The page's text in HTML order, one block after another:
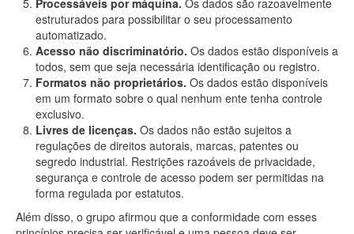
Processáveis por máquina. Os dados são razoavelmente
estruturados para possibilitar o seu processamento
automatizado.
Acesso não discriminatório. Os dados estão disponíveis a
todos, sem que seja necessária identificação ou registro.
Formatos não proprietários. Os dados estão disponíveis
em um formato sobre o qual nenhum ente tenha controle
exclusivo.
Livres de licenças. Os dados não estão sujeitos a
regulações de direitos autorais, marcas, patentes ou
segredo industrial. Restrições razoáveis de privacidade,
segurança e controle de acesso podem ser permitidas na
forma regulada por estatutos.
Além disso, o grupo afirmou que a conformidade com esses